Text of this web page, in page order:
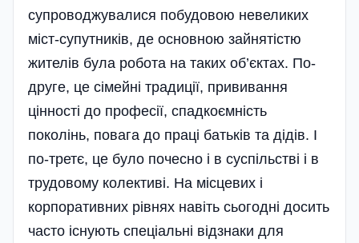
супроводжувалися побудовою невеликих
міст-супутників, де основною зайнятістю
жителів була робота на таких об’єктах. По-
друге, це сімейні традиції, прививання
цінності до професії, спадкоємність
поколінь, повага до праці батьків та дідів. І
по-третє, це було почесно і в суспільстві і в
трудовому колективі. На місцевих і
корпоративних рівнях навіть сьогодні досить
часто існують спеціальні відзнаки для